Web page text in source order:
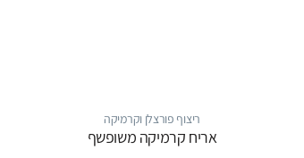
ריצוף פורצלן וקרמיקה
אריח קרמיקה משופשף